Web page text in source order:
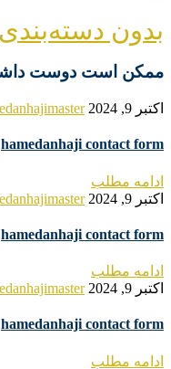
بدون دسته‌بندی
ممکن است دوست
اکتبر 9, 2024
hamedanhaji contact form
ادامه مطلب
اکتبر 9, 2024
hamedanhaji contact form
ادامه مطلب
اکتبر 9, 2024
hamedanhaji contact form
ادامه مطلب